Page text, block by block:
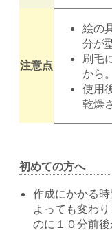
注意点
絵の
分が
刷毛
から。
使用
乾燥
初めての方へ
作成にかかる
よっても変わ
のに１０分前